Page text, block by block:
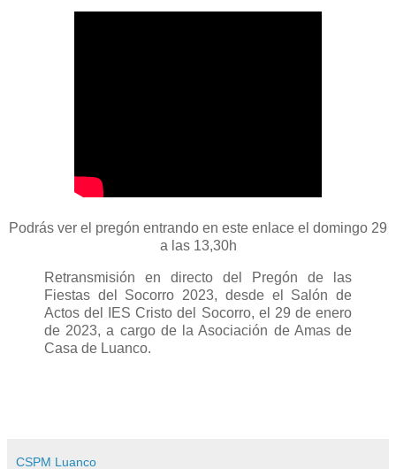
Podrás ver el pregón entrando en este enlace el domingo 29
a las 13,30h
Retransmisión en directo del Pregón de las
Fiestas del Socorro 2023, desde el Salón de
Actos del IES Cristo del Socorro, el 29 de enero
de 2023, a cargo de la Asociación de Amas de
Casa de Luanco.
CSPM Luanco